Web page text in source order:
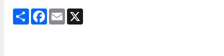
Share Facebook
Email